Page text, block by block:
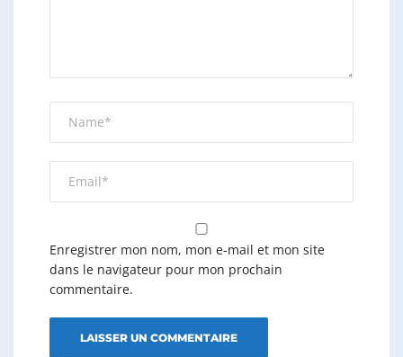
Enregistrer mon nom, mon e-mail et mon site
dans le navigateur pour mon prochain
commentaire.